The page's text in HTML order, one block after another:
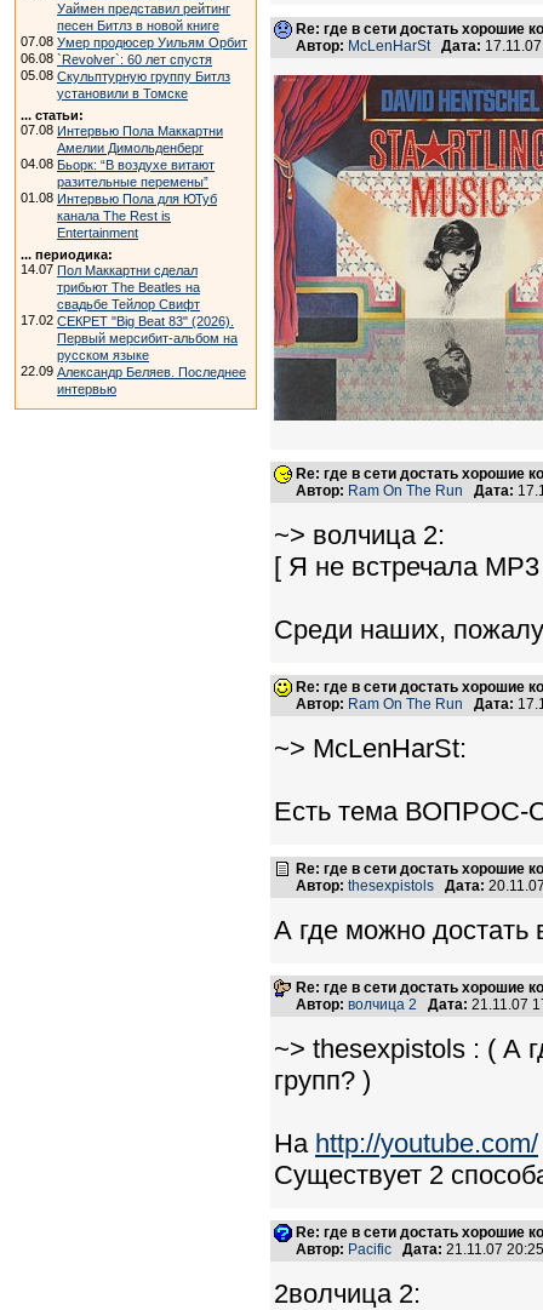
Уаймен представил рейтинг
песен Битлз в новой книге
07.08 Умер продюсер Уильям Орбит
06.08 `Revolver`: 60 лет спустя
05.08 Скульптурную группу Битлз
установили в Томске
... статьи:
07.08 Интервью Пола Маккартни
Амелии Димольденберг
04.08 Бьорк: “В воздухе витают
разительные перемены”
01.08 Интервью Пола для ЮТуб
канала The Rest is
Entertainment
... периодика:
14.07 Пол Маккартни сделал
трибьют The Beatles на
свадьбе Тейлор Свифт
17.02 СЕКРЕТ "Big Beat 83" (2026).
Первый мерсибит-альбом на
русском языке
22.09 Александр Беляев. Последнее
интервью
Re: где в сети достать хорошие
Автор: McLenHarSt Дата:
Re: где в сети достать хорошие
Автор: Ram On The Run Дата:
~> волчица 2:
[ Я не встречала
Среди наших,
Re: где в сети достать хорошие
Автор: Ram On The Run Дата:
~> McLenHarSt:
Есть тема ВОПРОС-
Re: где в сети достать хорошие
Автор: thesexpistols Дата:
А где можно
Re: где в сети достать хорошие
Автор: волчица 2 Дата: 21.11.07
~> thesexpistols : ( А
групп? )
На http://youtube.com/
Существует 2
Re: где в сети достать хорошие
Автор: Pacific Дата: 21.11.07
2волчица 2: